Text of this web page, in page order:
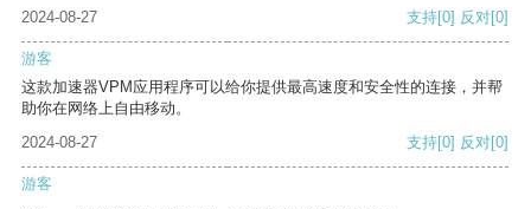
2024-08-27
支持[0] 反对[0]
游客
这款加速器VPM应用程序可以给你提供最高速度和安全性的连接，并帮
助你在网络上自由移动。
2024-08-27
支持[0] 反对[0]
游客